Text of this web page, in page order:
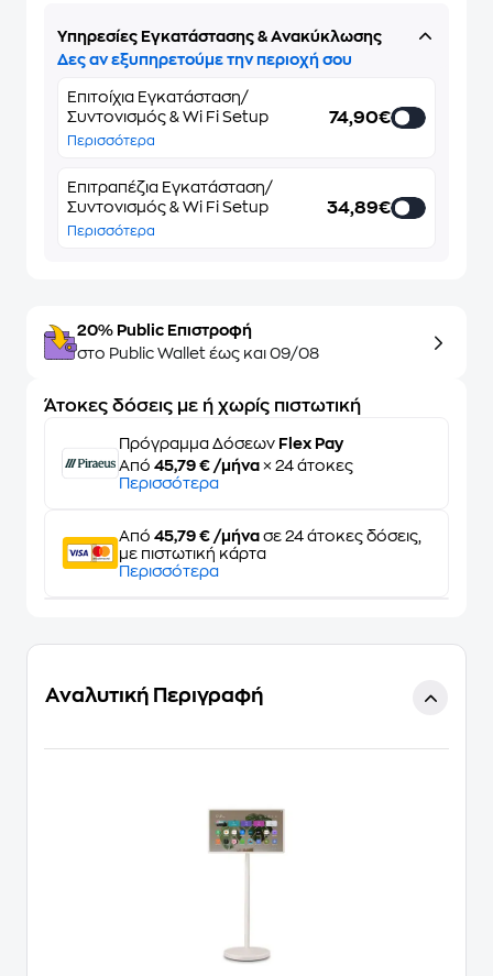
Υπηρεσίες Εγκατάστασης & Ανακύκλωσης
Δες αν εξυπηρετούμε την περιοχή σου
Επιτοίχια Εγκατάσταση/
Συντονισμός & Wi Fi Setup
Περισσότερα
74,90€
Επιτραπέζια Εγκατάσταση/
Συντονισμός & Wi Fi Setup
Περισσότερα
34,89€
20% Public Επιστροφή
στο Public Wallet έως και 09/08
Άτοκες δόσεις με ή χωρίς πιστωτική
Πρόγραμμα Δόσεων Flex Pay
Από 45,79 € /μήνα × 24 άτοκες
Περισσότερα
Από 45,79 € /μήνα σε 24 άτοκες δόσεις,
με πιστωτική κάρτα
Περισσότερα
Αναλυτική Περιγραφή